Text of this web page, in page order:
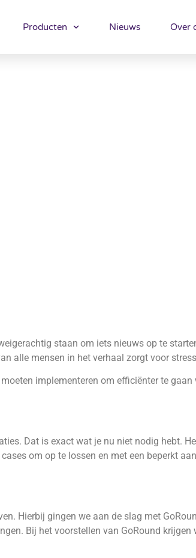
Producten Nieuws Over
staan om iets nieuws op te
alle mensen in het verhaal zorgt voor
implementeren om efficiënter te gaan
Dat is exact wat je nu niet nodig hebt.
om op te lossen en met een beperkt
Hierbij gingen we aan de slag met
Bij het voorstellen van GoRound krijgen